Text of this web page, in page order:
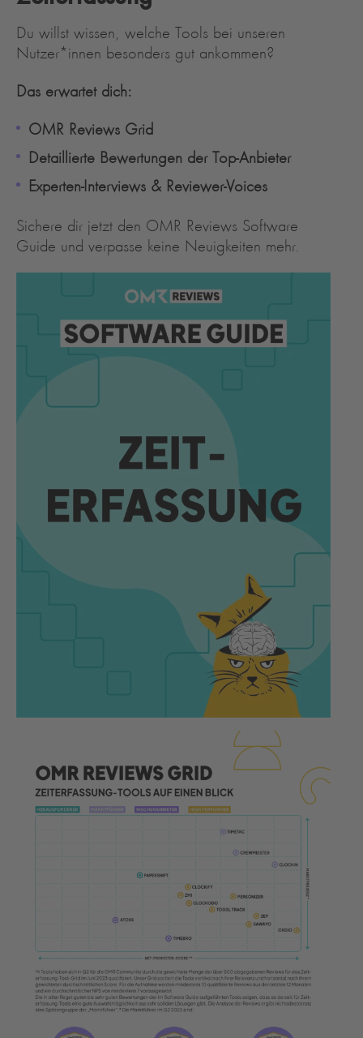
Du willst wissen, welche Tools bei unseren
Nutzer*innen besonders gut ankommen?
Das erwartet dich:
OMR Reviews Grid
Detaillierte Bewertungen der Top-Anbieter
Experten-Interviews & Reviewer-Voices
Sichere dir jetzt den OMR Reviews Software
Guide und verpasse keine Neuigkeiten mehr.